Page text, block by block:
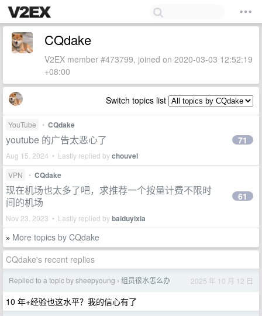
CQdake
V2EX member #473799, joined on 2020-03-03 12:52:19
+08:00
Switch topics list
YouTube • CQdake
youtube 的广告太恶心了
Aug 15, 2024 • Lastly replied bychouvel
71
VPN • CQdake
现在机场也太多了吧，求推荐一个按量计费不限时
间的机场
Nov 23, 2023 • Lastly replied bybaiduyixia
61
» More topics by CQdake
CQdake's recent replies
Replied to a topic by sheepyoung › 组员很水怎么办 2025 年 10 月 12 日
10 年+经验也这水平？我的信心有了